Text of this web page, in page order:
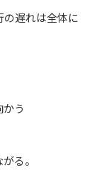
の遅れは全体に
う
る。